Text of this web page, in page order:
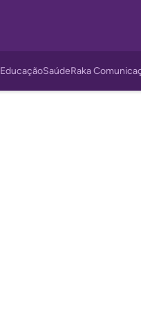
EducaçãoSaúdeRaka